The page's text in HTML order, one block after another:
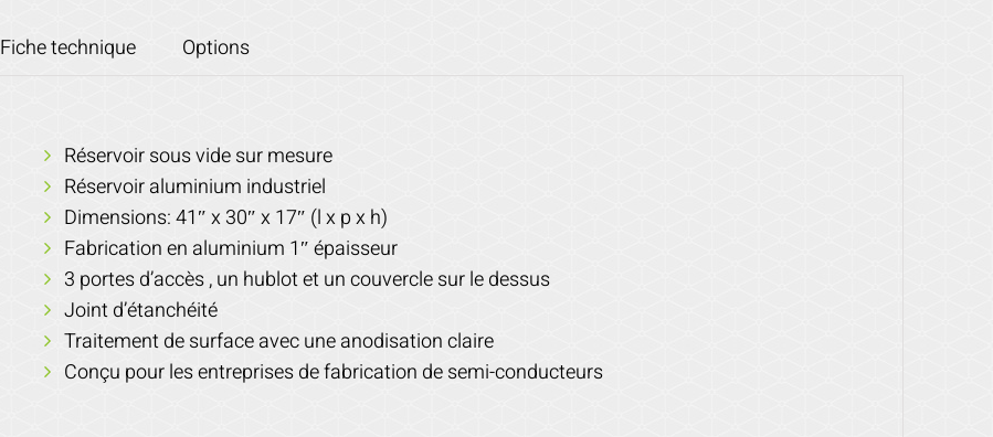
Fiche technique Options
Réservoir sous vide sur mesure
Réservoir aluminium industriel
Dimensions: 41″ x 30″ x 17″ (l x p x h)
Fabrication en aluminium 1″ épaisseur
3 portes d’accès , un hublot et un couvercle sur le dessus
Joint d’étanchéité
Traitement de surface avec une anodisation claire
Conçu pour les entreprises de fabrication de semi-conducteurs